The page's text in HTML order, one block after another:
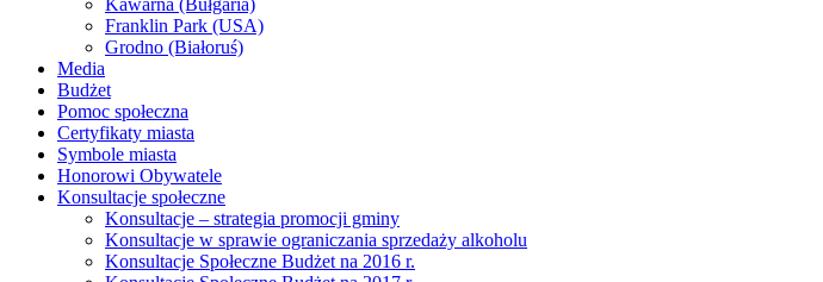
Kawarna (Bułgaria)
Franklin Park (USA)
Grodno (Białoruś)
Media
Budżet
Pomoc społeczna
Certyfikaty miasta
Symbole miasta
Honorowi Obywatele
Konsultacje społeczne
Konsultacje – strategia promocji gminy
Konsultacje w sprawie ograniczania sprzedaży alkoholu
Konsultacje Społeczne Budżet na 2016 r.